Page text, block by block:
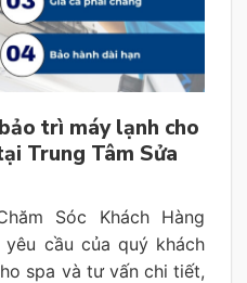
trì máy lạnh cho
Trung Tâm Sửa
Sóc Khách Hàng
yêu cầu của quý khách
spa và tư vấn chi tiết,